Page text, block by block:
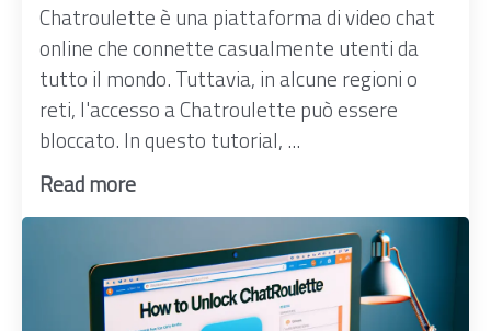
Chatroulette è una piattaforma di video chat
online che connette casualmente utenti da
tutto il mondo. Tuttavia, in alcune regioni o
reti, l'accesso a Chatroulette può essere
bloccato. In questo tutorial, ...
Read more